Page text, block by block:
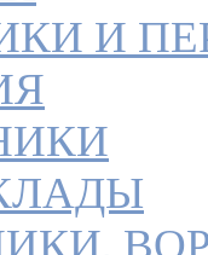
И